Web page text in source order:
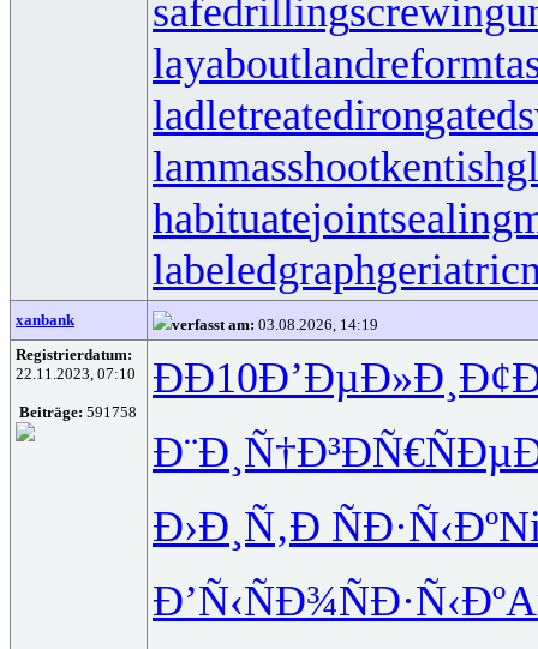
safedrilling
layaboutlandreform
ladletreatediron
lammasshoot
habituate
labeledgraph
xanbank verfasst am: 03.08.2026, 14:19
Registrierdatum:
22.11.2023, 07:10
Beiträge: 591758
ÐÐ10Ð’ÐµÐ»Ð¸
Ð¨Ð¸Ñ†Ð³ÐÑ€ÑÐµ
Ð›Ð¸Ñ‚Ð ÑÐ·Ñ‹Ðº
Ð’Ñ‹ÑÐ¾ÑÐ·Ñ‹Ðº